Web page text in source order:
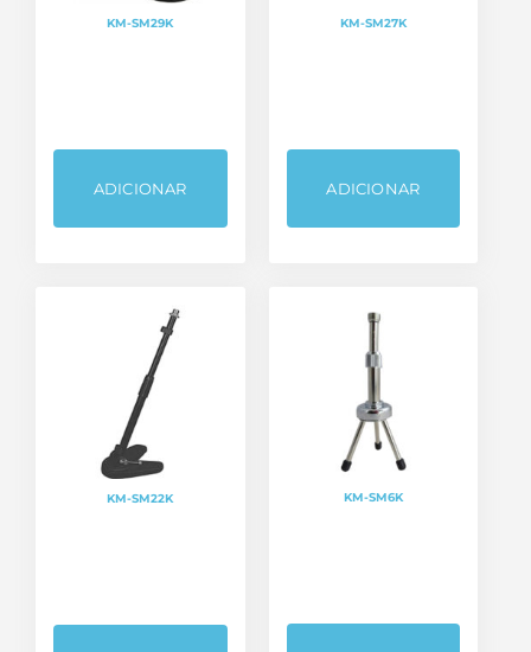
KM-SM29K
ADICIONAR
KM-SM27K
ADICIONAR
KM-SM22K KM-SM6K